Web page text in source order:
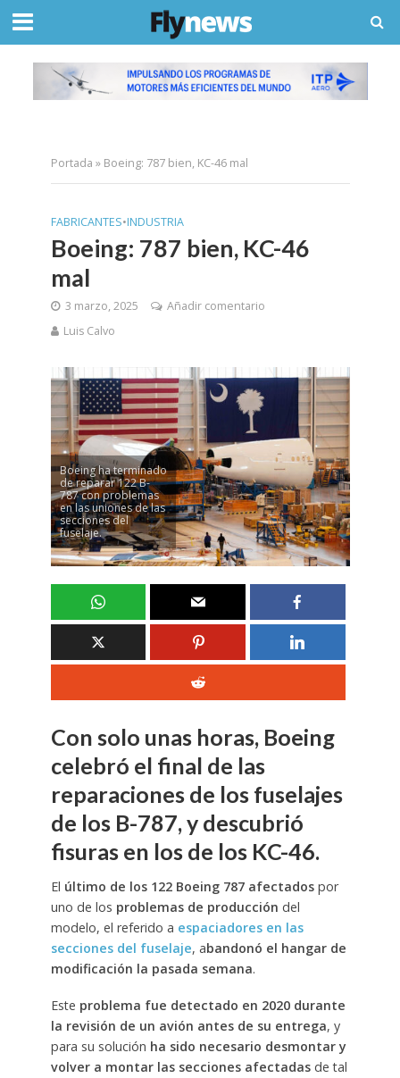
Portada » Boeing: 787 bien, KC-46 mal
FABRICANTES•INDUSTRIA
Boeing: 787 bien, KC-46
mal
3 marzo, 2025
Añadir comentario
Luis Calvo
Boeing ha terminado
de reparar 122 B-
787 con problemas
en las uniones de las
secciones del
fuselaje.
Con solo unas horas, Boeing
celebró el final de las
reparaciones de los fuselajes
de los B-787, y descubrió
fisuras en los de los KC-46.
El último de los 122 Boeing 787 afectados por
uno de los problemas de producción del
modelo, el referido a espaciadores en las
secciones del fuselaje, abandonó el hangar de
modificación la pasada semana.
Este problema fue detectado en 2020 durante
la revisión de un avión antes de su entrega, y
para su solución ha sido necesario desmontar y
volver a montar las secciones afectadasde tal